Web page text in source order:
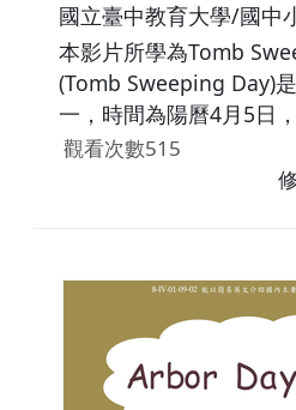
國立臺中教育大學/國中
本影片所學為Tomb
(Tomb Sweeping Day)
一，時間為陽曆4月5日
悠久與唯一一個非根據
一天為臺灣的國定假日
想要人民可以更努力工
先，所以統一訂定了特
展現他們對祖先的敬重
檢測學生是否理解所學
觀看次數515